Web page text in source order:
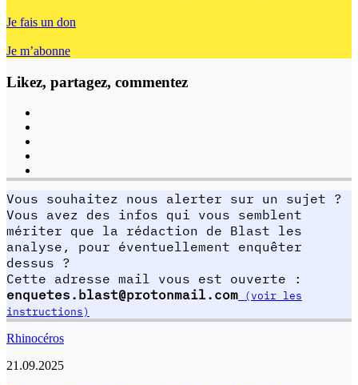
Je fais un don
Je m’abonne
Likez, partagez, commentez
Vous souhaitez nous alerter sur un sujet ?
Vous avez des infos qui vous semblent
mériter que la rédaction de Blast les
analyse, pour éventuellement enquêter
dessus ?
Cette adresse mail vous est ouverte :
enquetes.blast@protonmail.com (voir les
instructions)
Rhinocéros
21.09.2025